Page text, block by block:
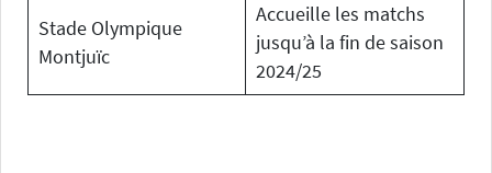
Stade Olympique
Montjuïc
Accueille les matchs
jusqu’à la fin de saison
2024/25